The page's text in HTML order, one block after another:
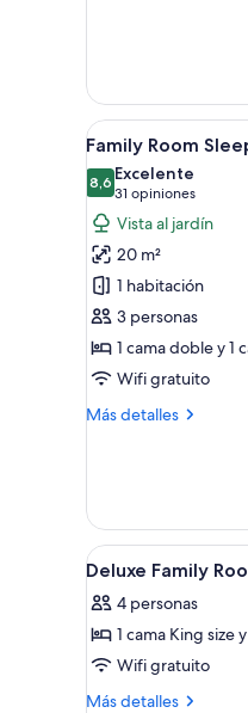
Sleeps
Ver
todas
las
fotos
de
Family
Room
Sleeps
3
8
Family Room
8,68,6 de 10
Excelente
31 opiniones
(31
opiniones)
Vista al jardín
20 m²
1 habitación
3 personas
1 cama doble y 1
Wifi gratuito
Más detalles
Más
Sleeps
Ver
todas
las
fotos
de
Deluxe
7
Deluxe Family
4 personas
1 cama King size
Wifi gratuito
Más detalles
Más